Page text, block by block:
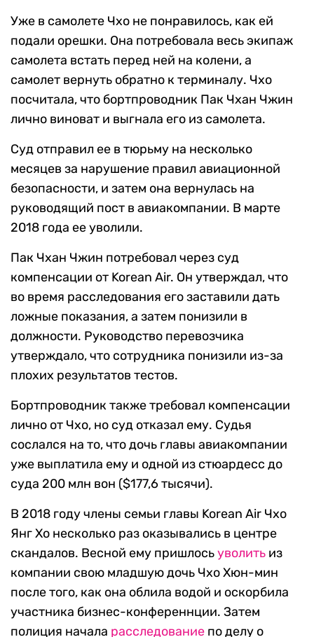
Уже в самолете Чхо не понравилось, как ей
подали орешки. Она потребовала весь экипаж
самолета встать перед ней на колени, а
самолет вернуть обратно к терминалу. Чхо
посчитала, что бортпроводник Пак Чхан Чжин
лично виноват и выгнала его из самолета.
Суд отправил ее в тюрьму на несколько
месяцев за нарушение правил авиационной
безопасности, и затем она вернулась на
руководящий пост в авиакомпании. В марте
2018 года ее уволили.
Пак Чхан Чжин потребовал через суд
компенсации от Korean Air. Он утверждал, что
во время расследования его заставили дать
ложные показания, а затем понизили в
должности. Руководство перевозчика
утверждало, что сотрудника понизили из-за
плохих результатов тестов.
Бортпроводник также требовал компенсации
лично от Чхо, но суд отказал ему. Судья
сослался на то, что дочь главы авиакомпании
уже выплатила ему и одной из стюардесс до
суда 200 млн вон ($177,6 тысячи).
В 2018 году члены семьи главы Korean Air Чхо
Янг Хо несколько раз оказывались в центре
скандалов. Весной ему пришлосьуволить из
компании свою младшую дочь Чхо Хюн-мин
после того, как она облила водой и оскорбила
участника бизнес-конференнции. Затем
полиция начала расследование по делу о